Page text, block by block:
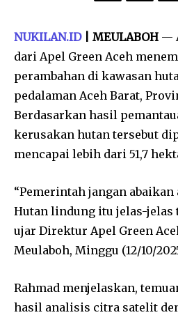
NUKILAN.ID| MEULABOH —
dari Apel Green Aceh
perambahan di kawasan
pedalaman Aceh Barat,
Berdasarkan hasil
kerusakan hutan tersebut
mencapai lebih dari 51,7
“Pemerintah jangan
Hutan lindung itu jelas-jelas
ujar Direktur Apel Green
Meulaboh, Minggu (12/10/
Rahmad menjelaskan,
hasil analisis citra satelit